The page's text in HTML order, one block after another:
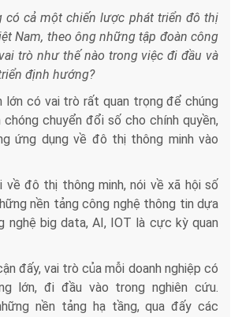
có cả một chiến lược phát triển đô thị
Nam, theo ông những tập đoàn công
trò như thế nào trong việc đi đầu và
định hướng?
lớn có vai trò rất quan trọng để chúng
chuyển đổi số cho chính quyền,
ứng dụng về đô thị thông minh vào
về đô thị thông minh, nói về xã hội số
nền tảng công nghệ thông tin dựa
nghệ big data, AI, IOT là cực kỳ quan
đấy, vai trò của mỗi doanh nghiệp có
lớn, đi đầu vào trong nghiên cứu.
nền tảng hạ tầng, qua đấy các